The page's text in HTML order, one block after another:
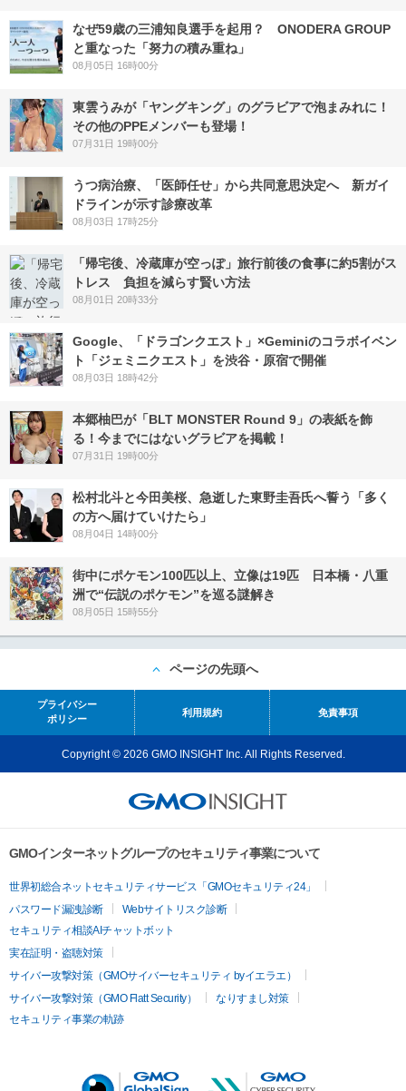
なぜ59歳の三浦知良選手を起用？ ONODERA GROUP
と重なった「努力の積み重ね」
08月05日 16時00分
東雲うみが「ヤングキング」のグラビアで泡まみれに！
その他のPPEメンバーも登場！
07月31日 19時00分
うつ病治療、「医師任せ」から共同意思決定へ 新ガイ
ドラインが示す診療改革
08月03日 17時25分
「帰宅後、冷蔵庫が空っぽ」旅行前後の食事に約5割がス
トレス 負担を減らす賢い方法
08月01日 20時33分
Google、「ドラゴンクエスト」×Geminiのコラボイベン
ト「ジェミニクエスト」を渋谷・原宿で開催
08月03日 18時42分
本郷柚巴が「BLT MONSTER Round 9」の表紙を飾
る！今までにはないグラビアを掲載！
07月31日 19時00分
松村北斗と今田美桜、急逝した東野圭吾氏へ誓う「多く
の方へ届けていけたら」
08月04日 14時00分
街中にポケモン100匹以上、立像は19匹 日本橋・八重
洲で“伝説のポケモン”を巡る謎解き
08月05日 15時55分
ページの先頭へ
プライバシー
ポリシー
利用規約 免責事項
Copyright © 2026 GMO INSIGHT Inc. All Rights Reserved.
GMOインターネットグループのセキュリティ事業について
世界初総合ネットセキュリティサービス「GMOセキュリティ24」
パスワード漏洩診断
Webサイトリスク診断
セキュリティ相談AIチャットボット
実在証明・盗聴対策
サイバー攻撃対策（GMOサイバーセキュリティ byイエラエ）
サイバー攻撃対策（GMO Flatt Security）
なりすまし対策
セキュリティ事業の軌跡